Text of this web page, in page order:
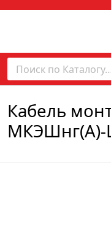
Кабель
МКЭШнг(А)-